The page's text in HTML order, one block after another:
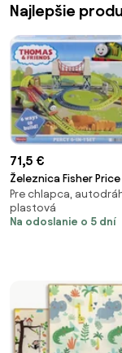
Najlepšie
71,5 €
Železnica Fisher Price
Thomas & friends
Pre chlapca,
plastová
Na odoslanie o 5 dní